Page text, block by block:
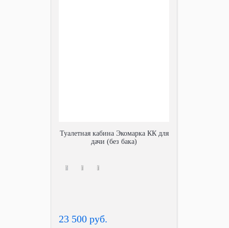
Туалетная кабина Экомарка КК для
дачи (без бака)
23 500 руб.